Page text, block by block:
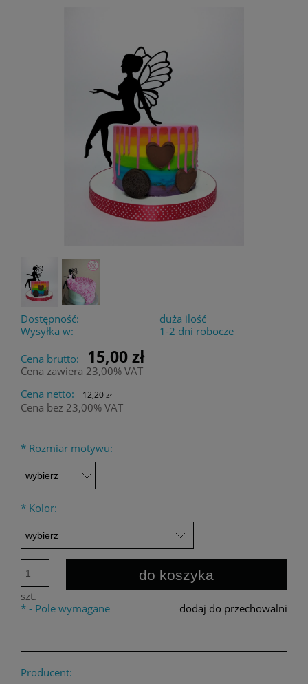
Dostępność:
duża ilość
Wysyłka w:
1-2 dni robocze
Cena brutto:
15,00 zł
Cena zawiera 23,00% VAT
Cena netto:
12,20 zł
Cena bez 23,00% VAT
* Rozmiar motywu:
* Kolor:
szt.
do koszyka
dodaj do przechowalni
* - Pole wymagane
Producent: